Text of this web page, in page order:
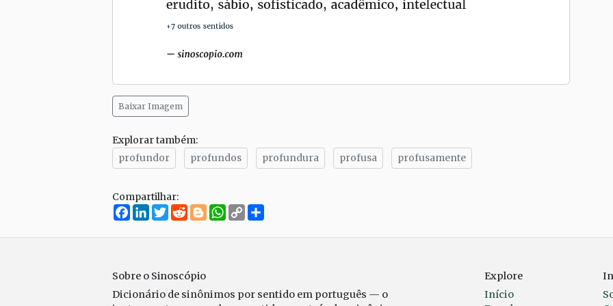
Baixar Imagem
Explorar também:
profundor
profundos profundura profusa profusamente
Compartilhar:
Facebook
LinkedIn
Twitter
RedditBloggerWhatsApp
Copy
Link
Sobre o Sinoscópio
Dicionário de sinônimos por sentido em português — o
Explore
Início